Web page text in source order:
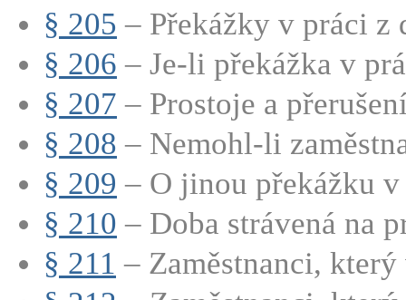
§ 205 – Překážky v práci z
§ 206 – Je-li překážka v
§ 207 – Prostoje a
§ 208 – Nemohl-li
§ 209 – O jinou překážku
§ 210 – Doba strávená na
§ 211 – Zaměstnanci,